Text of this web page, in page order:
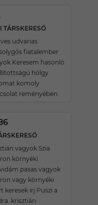
TÁRSKERESŐ
udvarias
fiatalember
hasonló
hölgy
komoly
reményében.
vagyok Szia
környéki
pasas vagyok
vagy környéki
keresek irj Puszi a
.krisztián